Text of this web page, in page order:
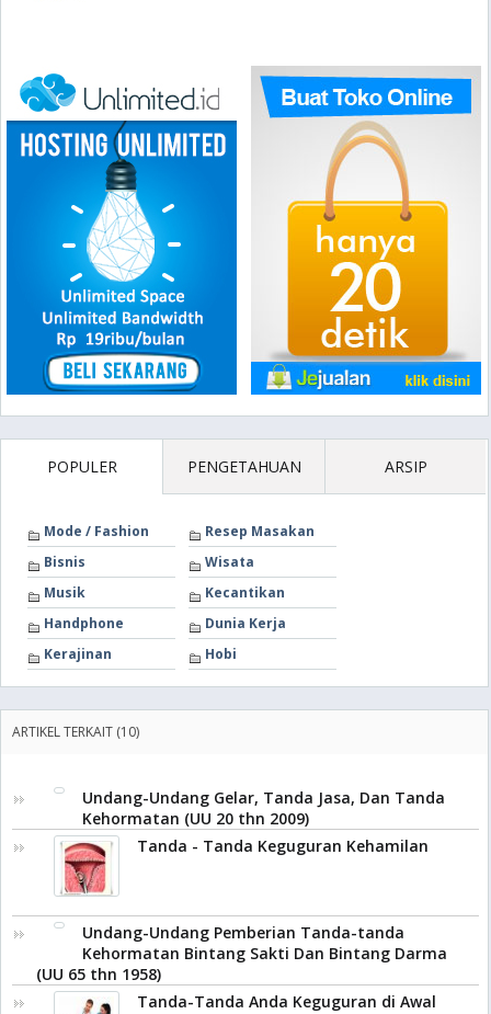
POPULER PENGETAHUAN ARSIP
Mode / Fashion
Resep Masakan
Bisnis
Wisata
Musik
Kecantikan
Handphone
Dunia Kerja
Kerajinan
Hobi
ARTIKEL TERKAIT (10)
Undang-Undang Gelar, Tanda Jasa, Dan Tanda
Kehormatan (UU 20 thn 2009)
Tanda - Tanda Keguguran Kehamilan
Undang-Undang Pemberian Tanda-tanda
Kehormatan Bintang Sakti Dan Bintang Darma
(UU 65 thn 1958)
Tanda-Tanda Anda Keguguran di Awal